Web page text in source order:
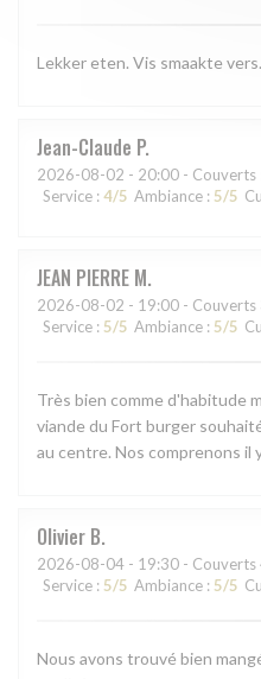
Lekker eten. Vis smaakte
Jean-Claude P
2026-08-02 - 20:00 - Couverts
Service : 4/5 Ambiance : 5/5
JEAN PIERRE M
2026-08-02 - 19:00 - Couverts
Service : 5/5 Ambiance : 5/5
Très bien comme d'habitude
viande du Fort burger
au centre. Nos comprenons il
Olivier B
2026-08-04 - 19:30 - Couverts
Service : 5/5 Ambiance : 5/5
Nous avons trouvé bien